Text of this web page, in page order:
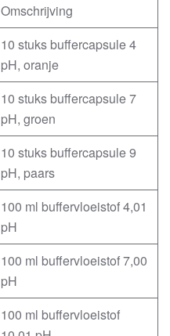
Omschrijving
10 stuks buffercapsule 4
pH, oranje
10 stuks buffercapsule 7
pH, groen
10 stuks buffercapsule 9
pH, paars
100 ml buffervloeistof 4,01
pH
100 ml buffervloeistof 7,00
pH
100 ml buffervloeistof